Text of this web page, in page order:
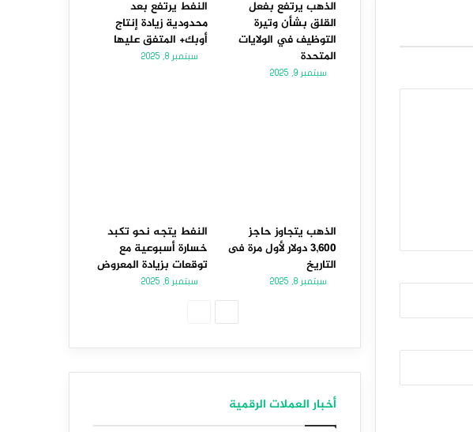
الذهب يرتفع بفعل
القلق بشأن وتيرة
التوظيف في الولايات
المتحدة
سبتمبر 9, 2025
النفط يرتفع بعد
محدودية زيادة إنتاج
أوبك+ المتفق عليها
سبتمبر 8, 2025
الذهب يتجاوز حاجز
3,600 دولار لأول مرة فى
التاريخ
سبتمبر 8, 2025
النفط يتجه نحو تكبد
خسارة أسبوعية مع
توقعات بزيادة المعروض
سبتمبر 6, 2025
أخبار العملات الرقمية